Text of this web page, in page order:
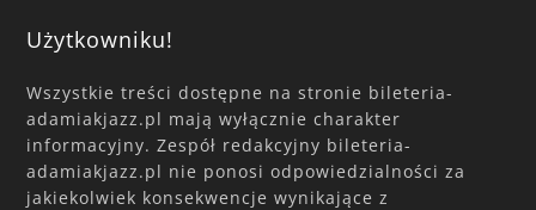
Użytkowniku!
Wszystkie treści dostępne na stronie bileteria-
adamiakjazz.pl mają wyłącznie charakter
informacyjny. Zespół redakcyjny bileteria-
adamiakjazz.pl nie ponosi odpowiedzialności za
jakiekolwiek konsekwencje wynikające z